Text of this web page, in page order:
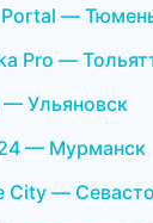
Portal —
Pro —
Ульяновск
— Мурманск
City —